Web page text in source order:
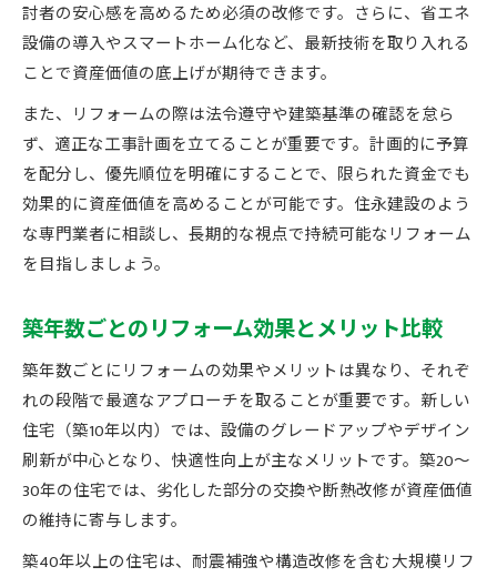
討者の安心感を高めるため必須の改修です。さらに、省エネ
設備の導入やスマートホーム化など、最新技術を取り入れる
ことで資産価値の底上げが期待できます。
また、リフォームの際は法令遵守や建築基準の確認を怠ら
ず、適正な工事計画を立てることが重要です。計画的に予算
を配分し、優先順位を明確にすることで、限られた資金でも
効果的に資産価値を高めることが可能です。住永建設のよう
な専門業者に相談し、長期的な視点で持続可能なリフォーム
を目指しましょう。
築年数ごとのリフォーム効果とメリット比較
築年数ごとにリフォームの効果やメリットは異なり、それぞ
れの段階で最適なアプローチを取ることが重要です。新しい
住宅（築10年以内）では、設備のグレードアップやデザイン
刷新が中心となり、快適性向上が主なメリットです。築20〜
30年の住宅では、劣化した部分の交換や断熱改修が資産価値
の維持に寄与します。
築40年以上の住宅は、耐震補強や構造改修を含む大規模リフ